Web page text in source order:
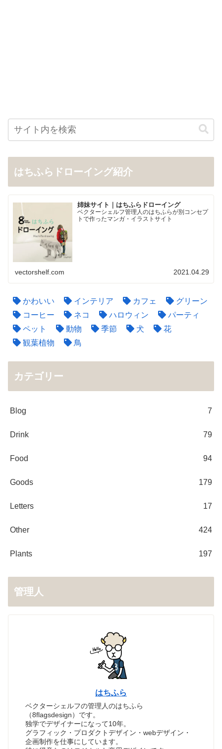
はちふらドローイング紹介
姉妹サイト｜はちふらドローイング
ベクターシェルフ管理人のはちふらが別コンセプ
トで作ったマンガ・イラストサイト
vectorshelf.com 2021.04.29
かわいい インテリア カフェ
グリーン
コーヒー
ネコ ハロウィン
パーティ
ペット
動物 季節 犬
花
観葉植物
鳥
カテゴリー
Blog 7
Drink 79
Food 94
Goods 179
Letters 17
Other 424
Plants 197
管理人
はちふら
ベクターシェルフの管理人のはちふら
（8flagsdesign）です。
独学でデザイナーになって10年。
グラフィック・プロダクトデザイン・webデザイン・
企画制作を仕事にしています。